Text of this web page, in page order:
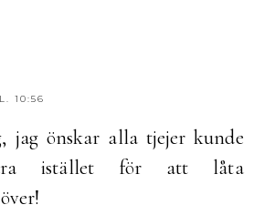
10:56
jag önskar alla tjejer kunde
istället för att låta